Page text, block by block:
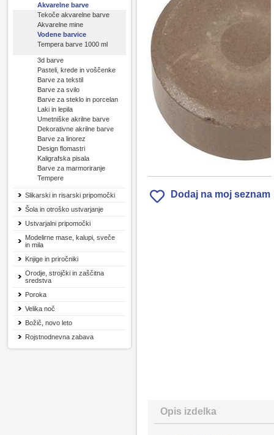
Akvarelne barve
Tekoče akvarelne barve
Akvarelne mine
Vodene barvice
Tempera barve 1000 ml
3d barve
Pasteli, krede in voščenke
Barve za tekstil
Barve za svilo
Barve za steklo in porcelan
Laki in lepila
Umetniške akrilne barve
Dekorativne akrilne barve
Barve za linorez
Design flomastri
Kaligrafska pisala
Barve za marmoriranje
Tempere
Slikarski in risarski pripomočki
Šola in otroško ustvarjanje
Ustvarjalni pripomočki
Modelirne mase, kalupi, sveče
in mila
Knjige in priročniki
Orodje, strojčki in zaščitna
sredstva
Poroka
Velika noč
Božič, novo leto
Rojstnodnevna zabava
Dodaj na moj seznam
Opis izdelka